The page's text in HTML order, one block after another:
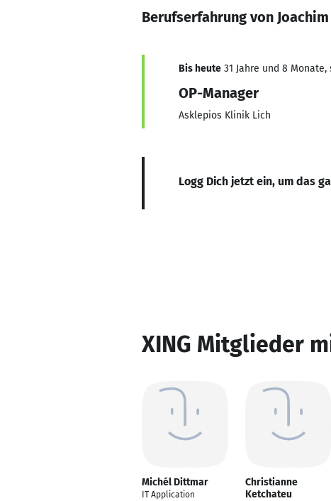
Berufserfahrung von
Bis heute 31 Jahre und 8 Monate,
OP-Manager
Asklepios Klinik Lich
Logg Dich jetzt ein, um das
XING Mitglieder
Michél Dittmar
IT Application
Christianne
Ketchateu